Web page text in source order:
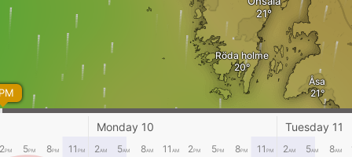
Röda holme
Åsa
Monday 10 Tuesday 11
2PM 5PM 8PM 11 PM 2AM 5AM 8AM 11 AM 2PM 5PM 8PM 11 PM 2AM 5AM 8AM